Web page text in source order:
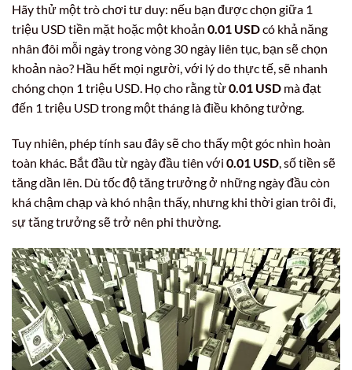
Hãy thử một trò chơi tư duy: nếu bạn được chọn giữa 1
triệu USD tiền mặt hoặc một khoản 0.01 USDcó khả năng
nhân đôi mỗi ngày trong vòng 30 ngày liên tục, bạn sẽ chọn
khoản nào? Hầu hết mọi người, với lý do thực tế, sẽ nhanh
chóng chọn 1 triệu USD. Họ cho rằng từ0.01 USD mà đạt
đến 1 triệu USD trong một tháng là điều không tưởng.
Tuy nhiên, phép tính sau đây sẽ cho thấy một góc nhìn hoàn
toàn khác. Bắt đầu từ ngày đầu tiên với 0.01 USD, số tiền sẽ
tăng dần lên. Dù tốc độ tăng trưởng ở những ngày đầu còn
khá chậm chạp và khó nhận thấy, nhưng khi thời gian trôi đi,
sự tăng trưởng sẽ trở nên phi thường.